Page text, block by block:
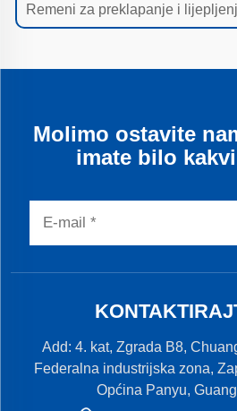
Remeni za preklapanje i
Molimo ostavite
imate bilo
Add: 4. kat, Zgrada B8,
Federalna industrijska zona,
Općina Panyu,